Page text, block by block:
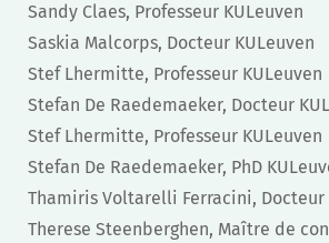
Sandy Claes, Professeur KULeuven
Saskia Malcorps, Docteur KULeuven
Stef Lhermitte, Professeur KULeuven
Stefan De Raedemaeker, Docteur
Stef Lhermitte, Professeur KULeuven
Stefan De Raedemaeker, PhD
Thamiris Voltarelli Ferracini, Docteur
Therese Steenberghen, Maître de